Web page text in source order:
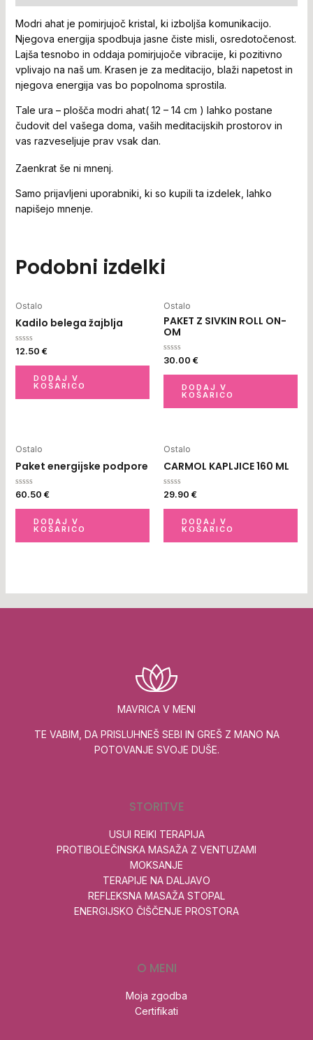
Modri ahat je pomirjujoč kristal, ki izboljša komunikacijo.
Njegova energija spodbuja jasne čiste misli, osredotočenost.
Lajša tesnobo in oddaja pomirjujoče vibracije, ki pozitivno
vplivajo na naš um. Krasen je za meditacijo, blaži napetost in
njegova energija vas bo popolnoma sprostila.
Tale ura – plošča modri ahat( 12 – 14 cm ) lahko postane
čudovit del vašega doma, vaših meditacijskih prostorov in
vas razveseljuje prav vsak dan.
Zaenkrat še ni mnenj.
Samo prijavljeni uporabniki, ki so kupili ta izdelek, lahko
napišejo mnenje.
Podobni izdelki
Ostalo
Kadilo belega žajblja
Ocenjeno
od
12.50 €
DODAJ V
KOŠARICO
Ostalo
PAKET Z SIVKIN ROLL ON-
OM
Ocenjeno
od
30.00 €
DODAJ V
KOŠARICO
Ostalo
Paket energijske podpore
Ocenjeno
od
60.50 €
DODAJ V
KOŠARICO
Ostalo
CARMOL KAPLJICE 160 ML
Ocenjeno
od
29.90 €
DODAJ V
KOŠARICO
MAVRICA V MENI
TE VABIM, DA PRISLUHNEŠ SEBI IN GREŠ Z MANO NA
POTOVANJE SVOJE DUŠE.
STORITVE
USUI REIKI TERAPIJA
PROTIBOLEČINSKA MASAŽA Z VENTUZAMI
MOKSANJE
TERAPIJE NA DALJAVO
REFLEKSNA MASAŽA STOPAL
ENERGIJSKO ČIŠČENJE PROSTORA
O MENI
Moja zgodba
Certifikati